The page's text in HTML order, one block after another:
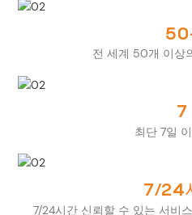
전 세계 50개 이상
7
최단 7일
7/24
7/24시간 신뢰할 수 있는 서비